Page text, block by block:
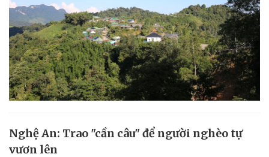
Nghệ An: Trao "cần câu" để người nghèo tự
vươn lên